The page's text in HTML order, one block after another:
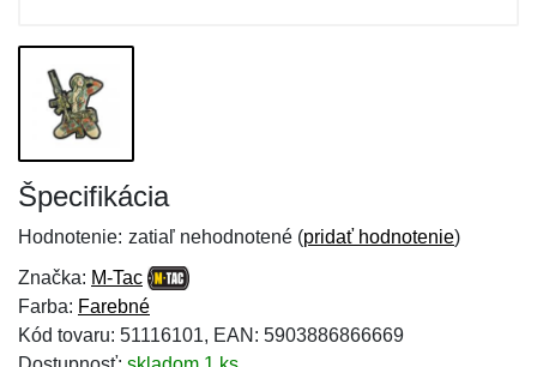
Špecifikácia
Hodnotenie: zatiaľ nehodnotené (pridať hodnotenie)
Značka: M-Tac
Farba: Farebné
Kód tovaru: 51116101, EAN: 5903886866669